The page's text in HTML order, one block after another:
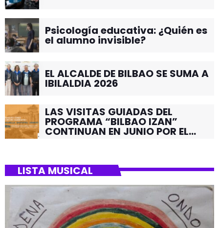
Psicología educativa: ¿Quién es
el alumno invisible?
EL ALCALDE DE BILBAO SE SUMA A
IBILALDIA 2026
LAS VISITAS GUIADAS DEL
PROGRAMA “BILBAO IZAN”
CONTINUAN EN JUNIO POR EL
LISTA MUSICAL